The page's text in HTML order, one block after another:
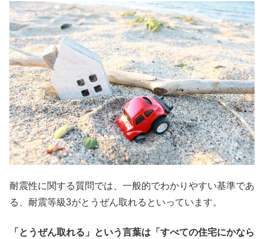
耐震性に関する質問では、一般的でわかりやすい基準であ
る、耐震等級3がとうぜん取れるといっています。
「とうぜん取れる」という言葉は「すべての住宅にかなら